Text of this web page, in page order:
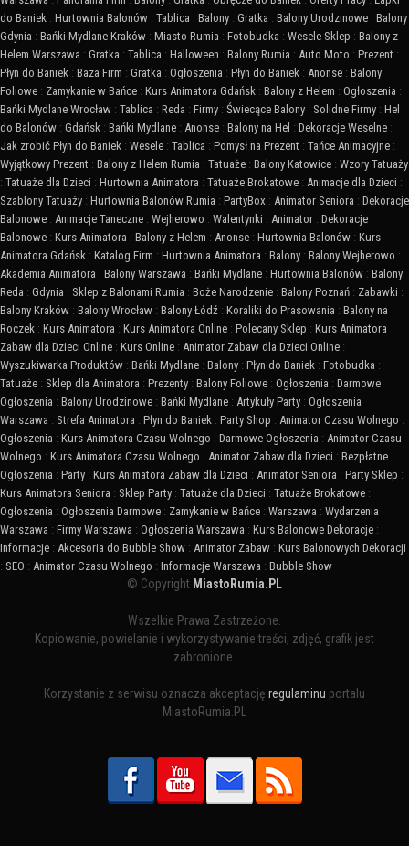
do Baniek : Hurtownia Balonów : Tablica : Balony : Gratka : Balony Urodzinowe : Balony
Gdynia : Bańki Mydlane Kraków : Miasto Rumia : Fotobudka : Wesele Sklep : Balony z
Helem Warszawa : Gratka : Tablica : Halloween : Balony Rumia : Auto Moto : Prezent :
Płyn do Baniek : Baza Firm : Gratka : Ogłoszenia : Płyn do Baniek : Anonse : Balony
Foliowe : Zamykanie w Bańce : Kurs Animatora Gdańsk : Balony z Helem : Ogłoszenia :
Bańki Mydlane Wrocław : Tablica : Reda : Firmy : Świecące Balony : Solidne Firmy : Hel
do Balonów : Gdańsk : Bańki Mydlane : Anonse : Balony na Hel : Dekoracje Weselne :
Jak zrobić Płyn do Baniek : Wesele : Tablica : Pomysł na Prezent : Tańce Animacyjne :
Wyjątkowy Prezent : Balony z Helem Rumia : Tatuaże : Balony Katowice : Wzory Tatuaży
: Tatuaże dla Dzieci : Hurtownia Animatora : Tatuaże Brokatowe : Animacje dla Dzieci :
Szablony Tatuaży : Hurtownia Balonów Rumia : PartyBox : Animator Seniora : Dekoracje
Balonowe : Animacje Taneczne : Wejherowo : Walentynki : Animator : Dekoracje
Balonowe : Kurs Animatora : Balony z Helem : Anonse : Hurtownia Balonów : Kurs
Animatora Gdańsk : Katalog Firm : Hurtownia Animatora : Balony : Balony Wejherowo :
Akademia Animatora : Balony Warszawa : Bańki Mydlane : Hurtownia Balonów : Balony
Reda : Gdynia : Sklep z Balonami Rumia : Boże Narodzenie : Balony Poznań : Zabawki :
Balony Kraków : Balony Wrocław : Balony Łódź : Koraliki do Prasowania : Balony na
Roczek : Kurs Animatora : Kurs Animatora Online : Polecany Sklep : Kurs Animatora
Zabaw dla Dzieci Online : Kurs Online : Animator Zabaw dla Dzieci Online :
Wyszukiwarka Produktów : Bańki Mydlane : Balony : Płyn do Baniek : Fotobudka :
Tatuaże : Sklep dla Animatora : Prezenty : Balony Foliowe : Ogłoszenia : Darmowe
Ogłoszenia : Balony Urodzinowe : Bańki Mydlane : Artykuły Party : Ogłoszenia
Warszawa : Strefa Animatora : Płyn do Baniek : Party Shop : Animator Czasu Wolnego :
Ogłoszenia : Kurs Animatora Czasu Wolnego : Darmowe Ogłoszenia : Animator Czasu
Wolnego : Kurs Animatora Czasu Wolnego : Animator Zabaw dla Dzieci : Bezpłatne
Ogłoszenia : Party : Kurs Animatora Zabaw dla Dzieci : Animator Seniora : Party Sklep :
Kurs Animatora Seniora : Sklep Party : Tatuaże dla Dzieci : Tatuaże Brokatowe :
Ogłoszenia : Ogłoszenia Darmowe : Zamykanie w Bańce : Warszawa : Wydarzenia
Warszawa : Firmy Warszawa : Ogłoszenia Warszawa : Kurs Balonowe Dekoracje :
Informacje : Akcesoria do Bubble Show : Animator Zabaw : Kurs Balonowych Dekoracji
: SEO : Animator Czasu Wolnego : Informacje Warszawa : Bubble Show
© Copyright MiastoRumia.PL
Wszelkie Prawa Zastrzeżone.
Kopiowanie, powielanie i wykorzystywanie treści, zdjęć, grafik jest
zabronione.
Korzystanie z serwisu oznacza akceptację regulaminu portalu
MiastoRumia.PL